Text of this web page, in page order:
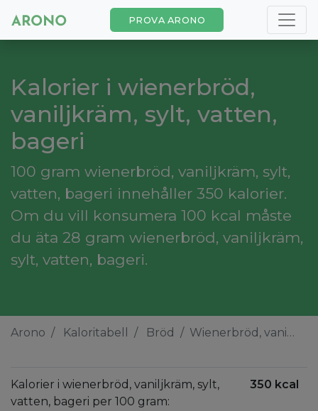
PROVA ARONO
Kalorier i wienerbröd,
vaniljkräm, sylt, vatten,
bageri
100 gram wienerbröd, vaniljkräm, sylt,
vatten, bageri innehåller 350 kalorier.
Om du vill konsumera 100 kcal måste
du äta 28 gram wienerbröd, vaniljkräm,
sylt, vatten, bageri.
Arono Kaloritabell Bröd Wienerbröd, vaniljkräm, sylt, vatten, bageri
Kalorier i wienerbröd, vaniljkräm, sylt,
vatten, bageri per 100 gram:
350 kcal